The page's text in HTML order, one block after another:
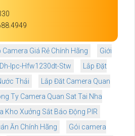
Camera Giá Rẻ Chính Hãng
Giới
Ipc-Hfw1230dt-Stw
Lắp Đặt
Thải
Lắp Đăt Camera Quan
Ty Camera Quan Sat Tai Nha
Kho Xưởng Sắt Báo Động PIR
Ăn Chính Hãng
Gói camera